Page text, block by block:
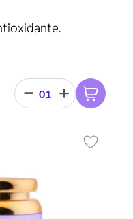
Adicionar